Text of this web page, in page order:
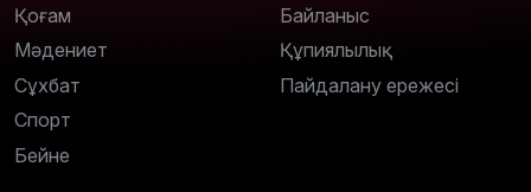
Қоғам
Мәдениет
Сұхбат
Спорт
Бейне
Байланыс
Құпиялылық
Пайдалану ережесі